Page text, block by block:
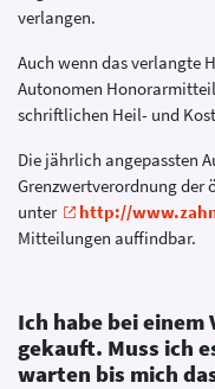
verlangen.
Auch wenn das verlangte
Autonomen
schriftlichen Heil- und
Die jährlich angepassten
Grenzwertverordnung der
unter
http://
Mitteilungen auffindbar.
Ich habe bei
gekauft. Muss ich
warten bis mich